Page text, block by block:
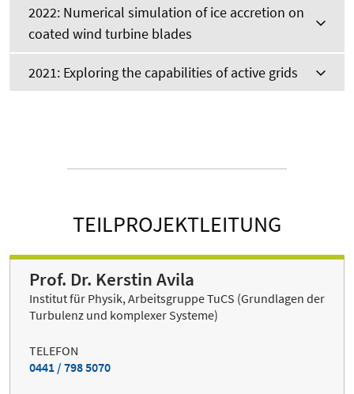
2022: Numerical simulation of ice accretion on
coated wind turbine blades
2021: Exploring the capabilities of active grids
TEILPROJEKTLEITUNG
Prof. Dr. Kerstin Avila
Institut für Physik, Arbeitsgruppe TuCS (Grundlagen der
Turbulenz und komplexer Systeme)
TELEFON
0441 / 798 5070